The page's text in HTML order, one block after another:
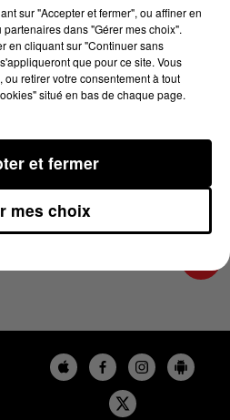
DU 24/06/2025 À
sur "Accepter et fermer", ou affiner en
dans "Gérer mes choix".
en cliquant sur "Continuer sans
que pour ce site. Vous
retirer votre consentement à tout
situé en bas de chaque page.
mes choix
et fermer